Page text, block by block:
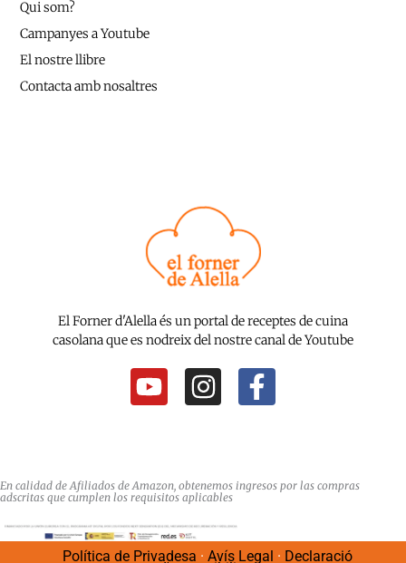
El Forner d'Alella és un portal de receptes de cuina
casolana que es nodreix del nostre canal de Youtube
Y
o
u
b
e
I
n
a
g
r
F
a
b
o
Qui som?
Campanyes a Youtube
El nostre llibre
Contacta amb nosaltres
En calidad de Afiliados de Amazon, obtenemos ingresos por las compras
adscritas que cumplen los requisitos aplicables
Política de Privadesa · Avís Legal · Declaració